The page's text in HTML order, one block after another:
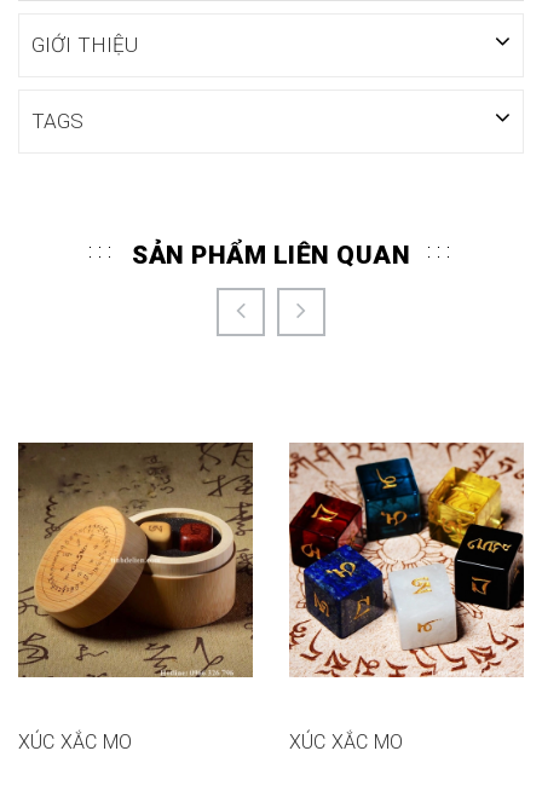
GIỚI THIỆU
TAGS
SẢN PHẨM LIÊN QUAN
XÚC XẮC MO XÚC XẮC MO